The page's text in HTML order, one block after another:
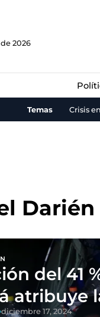
2026
Temas Crisis
Darién
del 41
atribuye
diciembre 17, 2024